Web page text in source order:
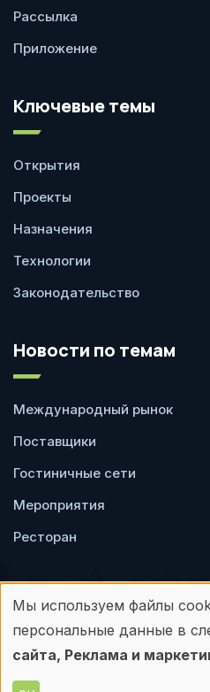
Рассылка
Приложение
Ключевые темы
Открытия
Проекты
Назначения
Технологии
Законодательство
Новости по темам
Международный рынок
Поставщики
Гостиничные сети
Мероприятия
Ресторан
Пользовательское
соглашение
Мы используем файлы
персональные данные в
сайта, Реклама и